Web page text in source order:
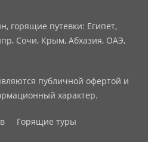
горящие путевки: Египет,
Сочи, Крым, Абхазия, ОАЭ,
публичной офертой и
характер.
Горящие туры